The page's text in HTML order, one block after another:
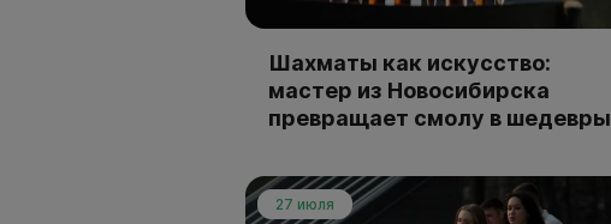
Шахматы как искусство:
мастер из Новосибирска
превращает смолу в шедевры
27 июля